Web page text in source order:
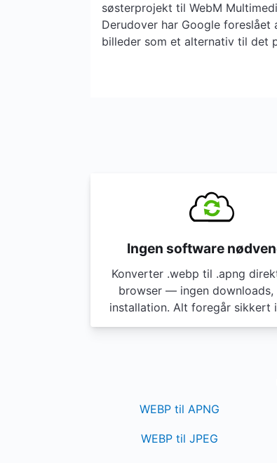
søsterprojekt til WebM
Derudover har Google foreslået
billeder som et alternativ til det
Ingen software
Konverter .webp til .apng
browser — ingen downloads,
installation. Alt foregår sikkert
WEBP til APNG
WEBP til JPEG